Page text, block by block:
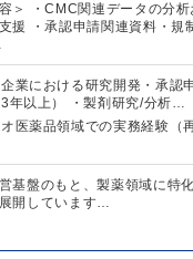
＞ ・CMC関連データの分
援 ・承認申請関連資料・規
企業における研究開発・承認
年以上） ・製剤研究/分析…
オ医薬品領域での実務経験（
基盤のもと、製薬領域に特
開しています…